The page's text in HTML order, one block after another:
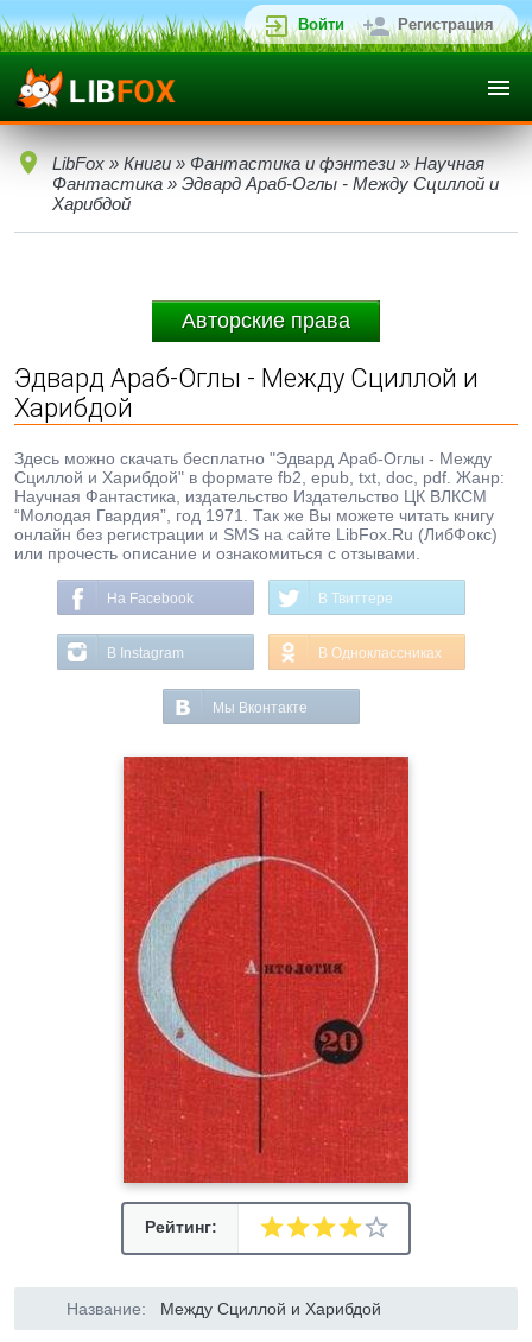
Войти Регистрация
LibFox » Книги » Фантастика и фэнтези » Научная
Фантастика » Эдвард Араб-Оглы - Между Сциллой и
Харибдой
Авторские права
Эдвард Араб-Оглы - Между Сциллой и
Харибдой
Здесь можно скачать бесплатно "Эдвард Араб-Оглы - Между
Сциллой и Харибдой" в формате fb2, epub, txt, doc, pdf. Жанр:
Научная Фантастика, издательство Издательство ЦК ВЛКСМ
“Молодая Гвардия”, год 1971. Так же Вы можете читать книгу
онлайн без регистрации и SMS на сайте LibFox.Ru (ЛибФокс)
или прочесть описание и ознакомиться с отзывами.
На Facebook В Твиттере
В Instagram В Одноклассниках
Мы Вконтакте
Рейтинг:
Название: Между Сциллой и Харибдой